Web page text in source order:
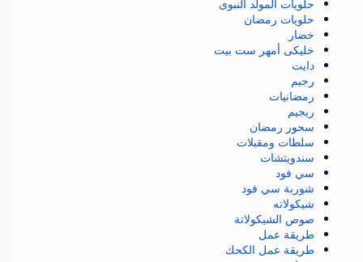
حلويات المولد النبوى
حلويات رمضان
خضار
خليكى أمهر ست بيت
دايت
رجيم
رمضانيات
ريجيم
سحور رمضان
سلطات ومقبلات
سندويتشات
سي فود
شوربة سي فود
شيكولاته
صوص الشيكولاتة
طريقة عمل
طريقة عمل الكحك